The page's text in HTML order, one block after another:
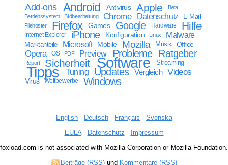
Add-ons Android Antivirus Apple
Beta
Betriebssystem
Bildbearbeitung Chrome Datenschutz E-Mail
Filehoster Firefox Games Google Hardware Hilfe
Internet Explorer iPhone Konfiguration Linux Malware
Marktanteile Microsoft Mobile Mozilla Musik Office
Opera OS PDF Preview Probleme Ratgeber
Report Sicherheit Software Streaming
Tipps Tuning Updates Vergleich Videos
Virus Wettbewerbe Windows
English - Deutsch - Français - Svenska
EULA- Datenschutz - Impressum
foxload.com is not associated with Mozilla Corporation or Mozilla Foundation.
Beiträge (RSS)und Kommentare (RSS)